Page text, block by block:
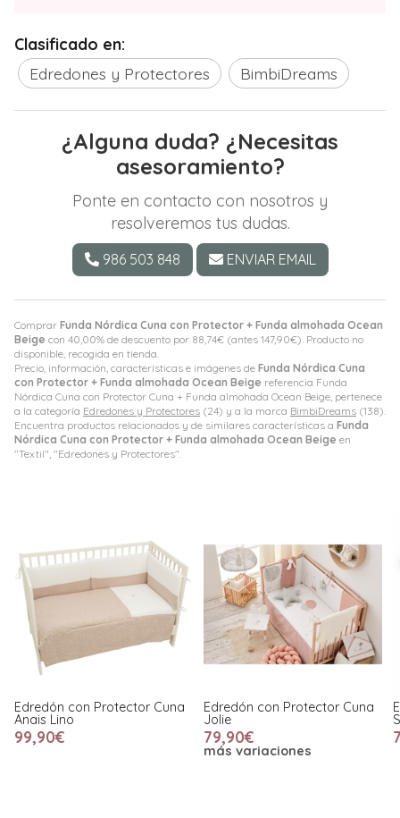
Comprar Funda Nórdica Cuna con Protector + Funda almohada Ocean
Beige con 40,00% de descuento por 88,74€ (antes 147,90€). Producto no
disponible, recogida en tienda.
Precio, información, características e imágenes de Funda Nórdica Cuna
con Protector + Funda almohada Ocean Beige referencia Funda
Nórdica Cuna con Protector Cuna + Funda almohada Ocean Beige, pertenece
a la categoría Edredones y Protectores (24) y a la marca BimbiDreams (138).
Encuentra productos relacionados y de similares características a Funda
Nórdica Cuna con Protector + Funda almohada Ocean Beige en
"Textil", "Edredones y Protectores".
Clasificado en:
Edredones y Protectores
BimbiDreams
¿Alguna duda? ¿Necesitas
asesoramiento?
Ponte en contacto con nosotros y
resolveremos tus dudas.
986 503 848 ENVIAR EMAIL
Edredón con Protector Cuna
Anais Lino
99,90€
Edredón con Protector Cuna
Jolie
79,90€
más variaciones